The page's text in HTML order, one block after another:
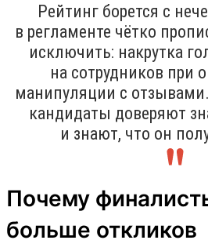
Рейтинг борется с
в регламенте чётко
исключить: накрутка
на сотрудников при
манипуляции с
кандидаты доверяют
и знают, что он
Почему
больше откликов